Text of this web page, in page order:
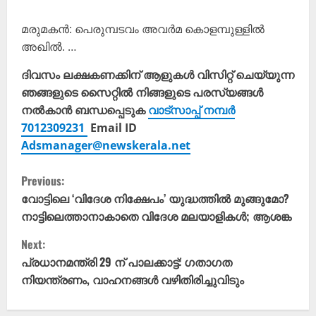
മരുമകൻ: പെരുമ്പടവം അവർമ കൊളമ്പുള്ളിൽ
അഖിൽ. …
ദിവസം ലക്ഷകണക്കിന് ആളുകൾ വിസിറ്റ് ചെയ്യുന്ന
ഞങ്ങളുടെ സൈറ്റിൽ നിങ്ങളുടെ പരസ്യങ്ങൾ
നൽകാൻ ബന്ധപ്പെടുകവാട്സാപ്പ് നമ്പർ
7012309231 Email ID
Adsmanager@newskerala.net
C
o
n
t
i
Previous:
വോട്ടിലെ ‘വിദേശ നിക്ഷേപം’ യുദ്ധത്തിൽ മുങ്ങുമോ?
നാട്ടിലെത്താനാകാതെ വിദേശ മലയാളികൾ; ആശങ്ക
Next:
പ്രധാനമന്ത്രി 29 ന് പാലക്കാട്ട്: ഗതാഗത
നിയന്ത്രണം, വാഹനങ്ങൾ വഴിതിരിച്ചുവിടും